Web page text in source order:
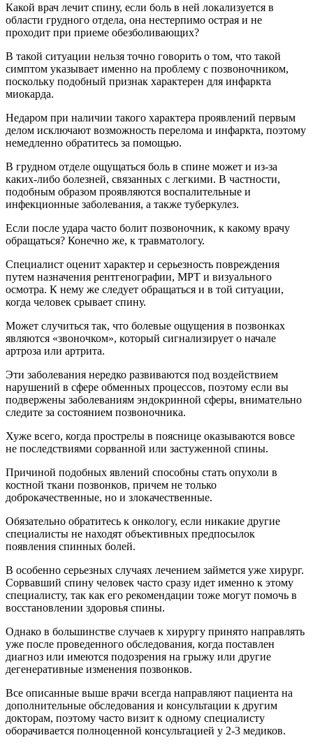
Какой врач лечит спину, если боль в ней локализуется в
области грудного отдела, она нестерпимо острая и не
проходит при приеме обезболивающих?
В такой ситуации нельзя точно говорить о том, что такой
симптом указывает именно на проблему с позвоночником,
поскольку подобный признак характерен для инфаркта
миокарда.
Недаром при наличии такого характера проявлений первым
делом исключают возможность перелома и инфаркта, поэтому
немедленно обратитесь за помощью.
В грудном отделе ощущаться боль в спине может и из-за
каких-либо болезней, связанных с легкими. В частности,
подобным образом проявляются воспалительные и
инфекционные заболевания, а также туберкулез.
Если после удара часто болит позвоночник, к какому врачу
обращаться? Конечно же, к травматологу.
Специалист оценит характер и серьезность повреждения
путем назначения рентгенографии, МРТ и визуального
осмотра. К нему же следует обращаться и в той ситуации,
когда человек срывает спину.
Может случиться так, что болевые ощущения в позвонках
являются «звоночком», который сигнализирует о начале
артроза или артрита.
Эти заболевания нередко развиваются под воздействием
нарушений в сфере обменных процессов, поэтому если вы
подвержены заболеваниям эндокринной сферы, внимательно
следите за состоянием позвоночника.
Хуже всего, когда прострелы в пояснице оказываются вовсе
не последствиями сорванной или застуженной спины.
Причиной подобных явлений способны стать опухоли в
костной ткани позвонков, причем не только
доброкачественные, но и злокачественные.
Обязательно обратитесь к онкологу, если никакие другие
специалисты не находят объективных предпосылок
появления спинных болей.
В особенно серьезных случаях лечением займется уже хирург.
Сорвавший спину человек часто сразу идет именно к этому
специалисту, так как его рекомендации тоже могут помочь в
восстановлении здоровья спины.
Однако в большинстве случаев к хирургу принято направлять
уже после проведенного обследования, когда поставлен
диагноз или имеются подозрения на грыжу или другие
дегенеративные изменения позвонков.
Все описанные выше врачи всегда направляют пациента на
дополнительные обследования и консультации к другим
докторам, поэтому часто визит к одному специалисту
оборачивается полноценной консультацией у 2-3 медиков.